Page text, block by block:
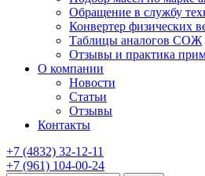
Обращение в службу
Конвертер физических
Таблицы аналогов СОЖ
Отзывы и практика
О компании
Новости
Статьи
Отзывы
Контакты
+7 (4832) 32-12-11
+7 (961) 104-00-24